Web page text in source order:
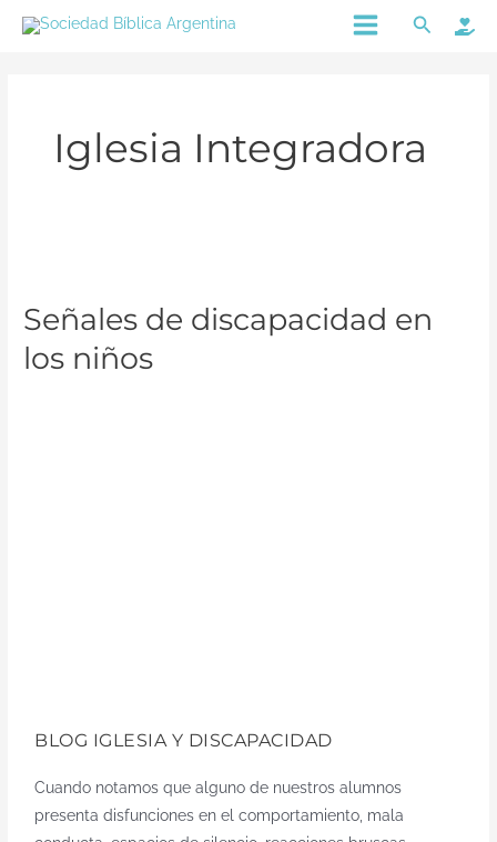
Main
Buscar
Iglesia Integradora
Señales de discapacidad en
los niños
BLOG IGLESIA Y DISCAPACIDAD
Cuando notamos que alguno de nuestros alumnos
presenta disfunciones en el comportamiento, mala
discapacidad
en
los